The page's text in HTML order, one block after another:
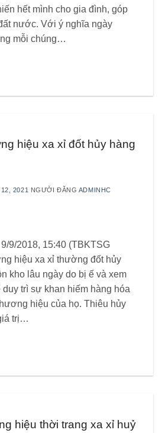
hết mình cho gia đình, góp
nước. Với ý nghĩa ngày
mỗi chúng…
hiệu xa xỉ đốt hủy hàng
2021 NGƯỜI ĐĂNG ADMINHC
9/2018, 15:40 (TBKTSG
hiệu xa xỉ thường đốt hủy
kho lâu ngày do bị ế và xem
trì sự khan hiếm hàng hóa
hiệu của họ. Thiêu hủy
trị…
hiệu thời trang xa xỉ huỷ